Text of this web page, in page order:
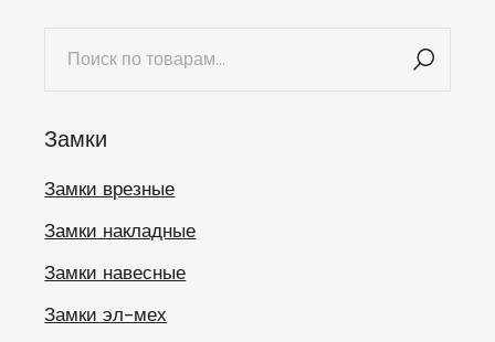
Замки
Замки врезные
Замки накладные
Замки навесные
Замки эл-мех